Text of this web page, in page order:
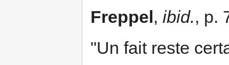
Freppel, ibid., p.
"Un fait reste